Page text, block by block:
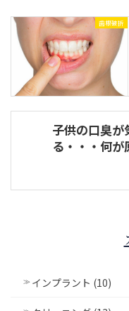
歯根破折
子供の口臭が
る・・・何が
インプラント (10)